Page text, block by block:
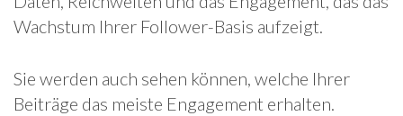
Wachstum Ihrer Follower-Basis aufzeigt.
Sie werden auch sehen können, welche Ihrer
Beiträge das meiste Engagement erhalten.